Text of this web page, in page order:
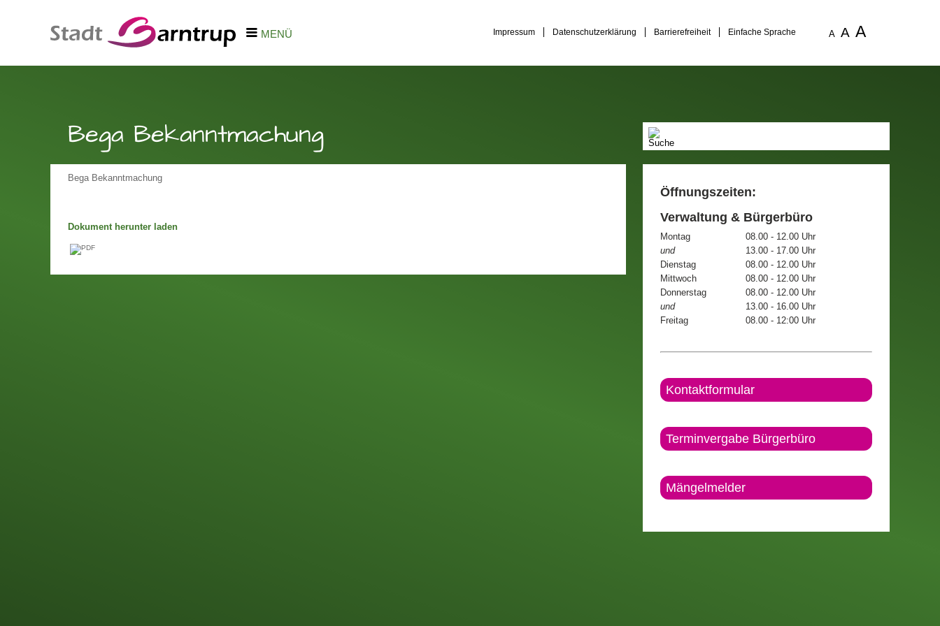
MENÜ Impressum Datenschutzerklärung Barrierefreiheit Einfache Sprache A A A
Bega Bekanntmachung
Bega Bekanntmachung
Dokument herunter laden
Öffnungszeiten:
Verwaltung & Bürgerbüro
Montag
08.00 - 12.00 Uhr
und
13.00 - 17.00 Uhr
Dienstag
08.00 - 12.00 Uhr
Mittwoch
08.00 - 12.00 Uhr
Donnerstag
08.00 - 12.00 Uhr
und
13.00 - 16.00 Uhr
Freitag
08.00 - 12:00 Uhr
Kontaktformular
Terminvergabe Bürgerbüro
Mängelmelder